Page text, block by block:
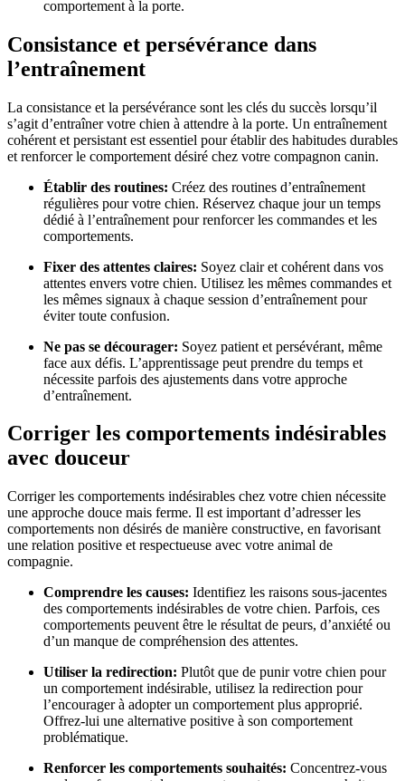
comportement à la porte.
Consistance et persévérance dans
l’entraînement
La consistance et la persévérance sont les clés du succès lorsqu’il
s’agit d’entraîner votre chien à attendre à la porte. Un entraînement
cohérent et persistant est essentiel pour établir des habitudes durables
et renforcer le comportement désiré chez votre compagnon canin.
Établir des routines: Créez des routines d’entraînement
régulières pour votre chien. Réservez chaque jour un temps
dédié à l’entraînement pour renforcer les commandes et les
comportements.
Fixer des attentes claires: Soyez clair et cohérent dans vos
attentes envers votre chien. Utilisez les mêmes commandes et
les mêmes signaux à chaque session d’entraînement pour
éviter toute confusion.
Ne pas se décourager: Soyez patient et persévérant, même
face aux défis. L’apprentissage peut prendre du temps et
nécessite parfois des ajustements dans votre approche
d’entraînement.
Corriger les comportements indésirables
avec douceur
Corriger les comportements indésirables chez votre chien nécessite
une approche douce mais ferme. Il est important d’adresser les
comportements non désirés de manière constructive, en favorisant
une relation positive et respectueuse avec votre animal de
compagnie.
Comprendre les causes: Identifiez les raisons sous-jacentes
des comportements indésirables de votre chien. Parfois, ces
comportements peuvent être le résultat de peurs, d’anxiété ou
d’un manque de compréhension des attentes.
Utiliser la redirection: Plutôt que de punir votre chien pour
un comportement indésirable, utilisez la redirection pour
l’encourager à adopter un comportement plus approprié.
Offrez-lui une alternative positive à son comportement
problématique.
Renforcer les comportements souhaités: Concentrez-vous